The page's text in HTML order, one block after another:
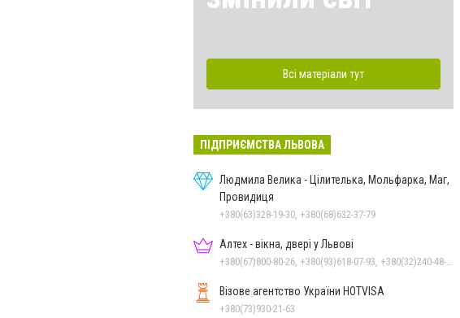
Всі матеріали тут
ПІДПРИЄМСТВА ЛЬВОВА
Людмила Велика - Цілителька, Мольфарка, Маг,
Провидиця
+380(63)328-19-30, +380(68)632-37-79
Алтех - вікна, двері у Львові
Візове агентство України HOTVISA
+380(73)930-21-63